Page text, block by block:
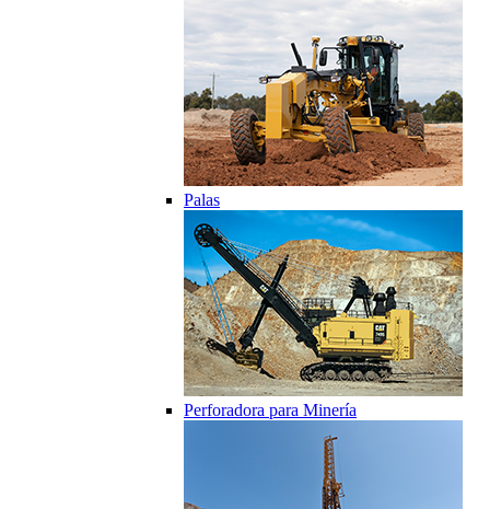
Palas
Perforadora para Minería